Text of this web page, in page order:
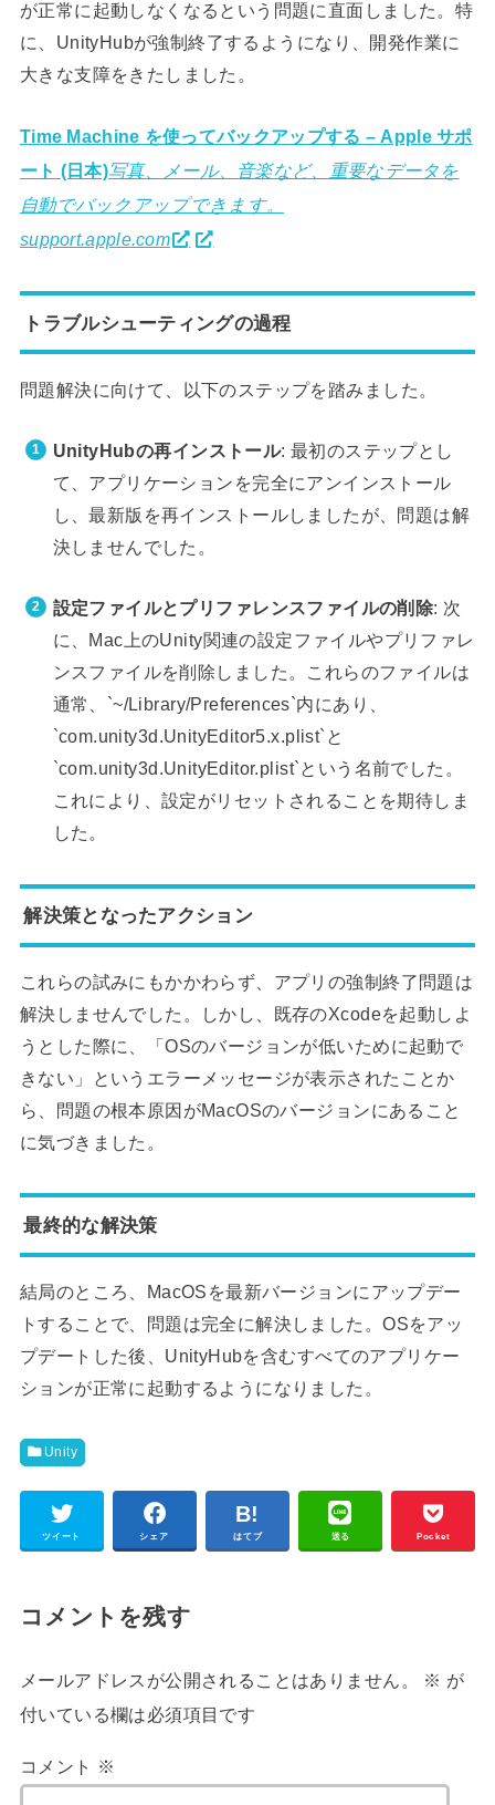
が正常に起動しなくなるという問題に直面しました。特
に、UnityHubが強制終了するようになり、開発作業に
大きな支障をきたしました。
Time Machine を使ってバックアップする – Apple サポ
ート (日本)写真、メール、音楽など、重要なデータを
自動でバックアップできます。
support.apple.com
トラブルシューティングの過程
問題解決に向けて、以下のステップを踏みました。
UnityHubの再インストール: 最初のステップとし
て、アプリケーションを完全にアンインストール
し、最新版を再インストールしましたが、問題は解
決しませんでした。
設定ファイルとプリファレンスファイルの削除: 次
に、Mac上のUnity関連の設定ファイルやプリファレ
ンスファイルを削除しました。これらのファイルは
通常、`~/Library/Preferences`内にあり、
`com.unity3d.UnityEditor5.x.plist`と
`com.unity3d.UnityEditor.plist`という名前でした。
これにより、設定がリセットされることを期待しま
した。
解決策となったアクション
これらの試みにもかかわらず、アプリの強制終了問題は
解決しませんでした。しかし、既存のXcodeを起動しよ
うとした際に、「OSのバージョンが低いために起動で
きない」というエラーメッセージが表示されたことか
ら、問題の根本原因がMacOSのバージョンにあること
に気づきました。
最終的な解決策
結局のところ、MacOSを最新バージョンにアップデー
トすることで、問題は完全に解決しました。OSをアッ
プデートした後、UnityHubを含むすべてのアプリケー
ションが正常に起動するようになりました。
Unity
ツイート シェア はてブ 送る Pocket
コメントを残す
メールアドレスが公開されることはありません。 ※ が
付いている欄は必須項目です
コメント ※